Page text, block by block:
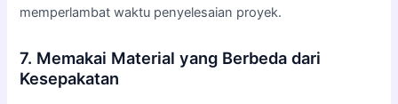
memperlambat waktu penyelesaian proyek.
7. Memakai Material yang Berbeda dari
Kesepakatan